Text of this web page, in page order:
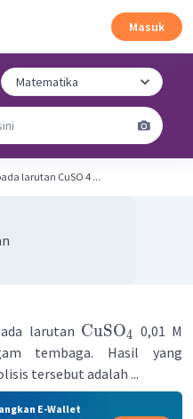
Masuk
larutan CuSO 4 ...
larutan CuSO4 0,01 M
tembaga. Hasil yang
tersebut adalah ...
E-Wallet